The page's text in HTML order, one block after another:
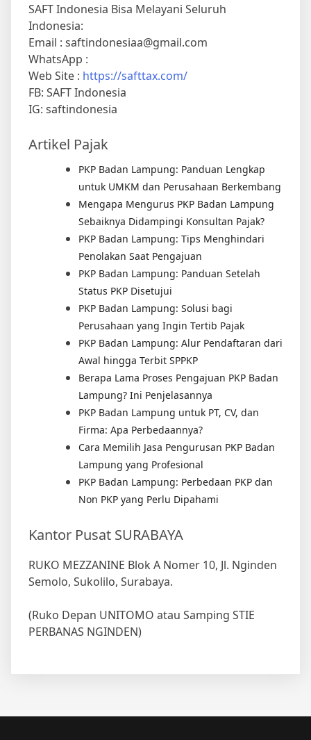
SAFT Indonesia Bisa Melayani Seluruh
Indonesia:
Email : saftindonesiaa@gmail.com
WhatsApp :
Web Site : https://safttax.com/
FB: SAFT Indonesia
IG: saftindonesia
Artikel Pajak
PKP Badan Lampung: Panduan Lengkap
untuk UMKM dan Perusahaan Berkembang
Mengapa Mengurus PKP Badan Lampung
Sebaiknya Didampingi Konsultan Pajak?
PKP Badan Lampung: Tips Menghindari
Penolakan Saat Pengajuan
PKP Badan Lampung: Panduan Setelah
Status PKP Disetujui
PKP Badan Lampung: Solusi bagi
Perusahaan yang Ingin Tertib Pajak
PKP Badan Lampung: Alur Pendaftaran dari
Awal hingga Terbit SPPKP
Berapa Lama Proses Pengajuan PKP Badan
Lampung? Ini Penjelasannya
PKP Badan Lampung untuk PT, CV, dan
Firma: Apa Perbedaannya?
Cara Memilih Jasa Pengurusan PKP Badan
Lampung yang Profesional
PKP Badan Lampung: Perbedaan PKP dan
Non PKP yang Perlu Dipahami
Kantor Pusat SURABAYA
RUKO MEZZANINE Blok A Nomer 10, Jl. Nginden
Semolo, Sukolilo, Surabaya.
(Ruko Depan UNITOMO atau Samping STIE
PERBANAS NGINDEN)